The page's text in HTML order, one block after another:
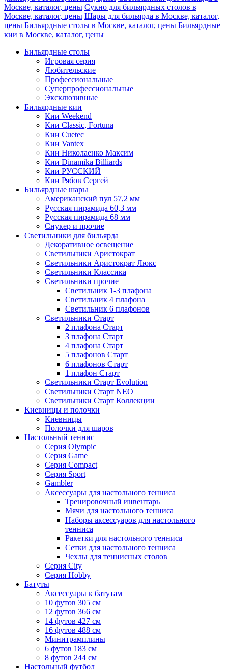
Москве, каталог, цены Сукно для бильярдных столов в
Москве, каталог, цены Шары для бильярда в Москве, каталог,
цены Бильярдные столы в Москве, каталог, цены Бильярдные
кии в Москве, каталог, цены
Бильярдные столы
Игровая серия
Любительские
Профессиональные
Суперпрофессиональные
Эксклюзивные
Бильярдные кии
Кии Weekend
Кии Classic, Fortuna
Кии Cuetec
Кии Vantex
Кии Николаенко Максим
Кии Dinamika Billiards
Кии РУССКИЙ
Кии Рябов Сергей
Бильярдные шары
Американский пул 57,2 мм
Русская пирамида 60,3 мм
Русская пирамида 68 мм
Снукер и прочие
Светильники для бильярда
Декоративное освещение
Светильники Аристократ
Светильники Аристократ Люкс
Светильники Классика
Светильники прочие
Светильник 1-3 плафона
Светильник 4 плафона
Светильник 6 плафонов
Светильники Старт
2 плафона Старт
3 плафона Старт
4 плафона Старт
5 плафонов Старт
6 плафонов Старт
1 плафон Старт
Светильники Старт Evolution
Светильники Старт NEO
Светильники Старт Коллекции
Киевницы и полочки
Киевницы
Полочки для шаров
Настольный теннис
Серия Olympic
Серия Game
Серия Compact
Серия Sport
Gambler
Аксессуары для настольного тенниса
Тренировочный инвентарь
Мячи для настольного тенниса
Наборы аксессуаров для настольного
тенниса
Ракетки для настольного тенниса
Сетки для настольного тенниса
Чехлы для теннисных столов
Серия City
Серия Hobby
Батуты
Аксессуары к батутам
10 футов 305 см
12 футов 366 см
14 футов 427 см
16 футов 488 см
Минитрамплины
6 футов 183 см
8 футов 244 см
Настольный футбол